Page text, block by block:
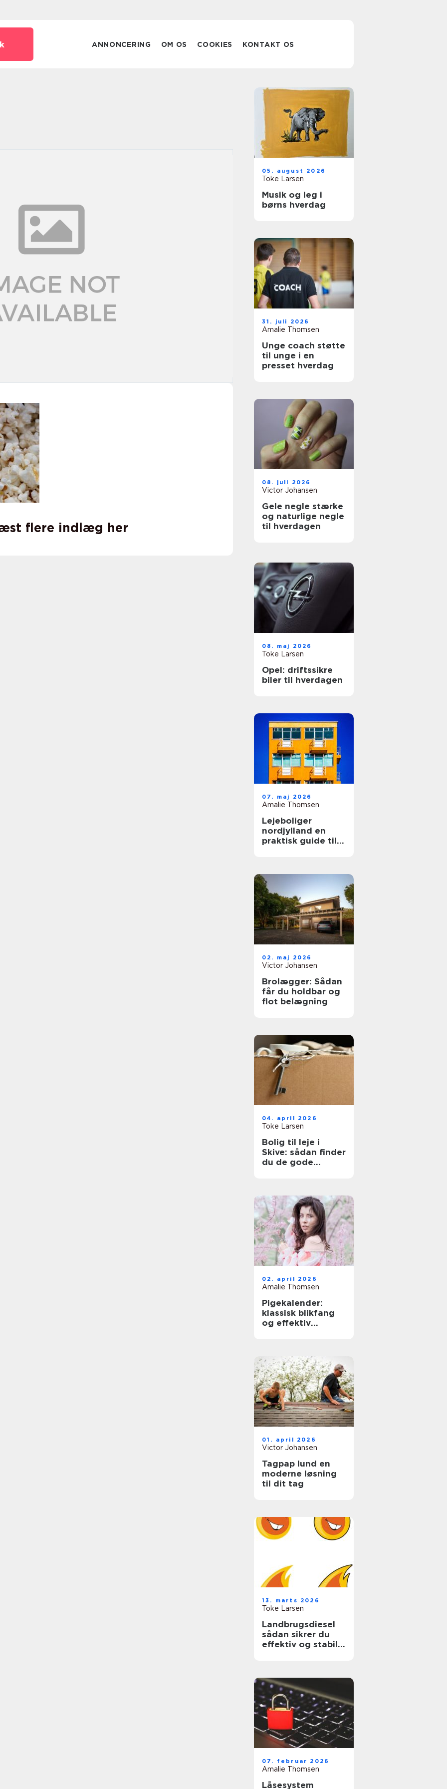
ANNONCERING OM OS COOKIES KONTAKT OS
flere indlæg her
05. august 2026
Toke Larsen
Musik og leg i
børns hverdag
31. juli 2026
Amalie Thomsen
Unge coach støtte
til unge i en
presset hverdag
08. juli 2026
Victor Johansen
Gele negle stærke
og naturlige negle
til hverdagen
08. maj 2026
Toke Larsen
Opel: driftssikre
biler til hverdagen
07. maj 2026
Amalie Thomsen
Lejeboliger
nordjylland en
praktisk guide til
02. maj 2026
Victor Johansen
Brolægger: Sådan
får du holdbar og
flot belægning
04. april 2026
Toke Larsen
Bolig til leje i
Skive: sådan finder
du de gode
02. april 2026
Amalie Thomsen
Pigekalender:
klassisk blikfang
og effektiv
01. april 2026
Victor Johansen
Tagpap lund en
moderne løsning
til dit tag
13. marts 2026
Toke Larsen
Landbrugsdiesel
sådan sikrer du
effektiv og stabil
07. februar 2026
Amalie Thomsen
Låsesystem